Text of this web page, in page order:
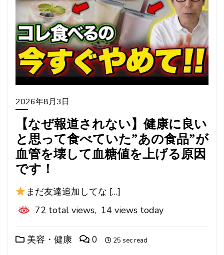
2026年8月3日
【なぜ報道されない】健康に良い
と思って食べていた”あの食品”が
血管を壊して血糖値を上げる原因
です！
まだ友達追加してな […]
72 total views, 14 views today
美容・健康 0 25 sec read